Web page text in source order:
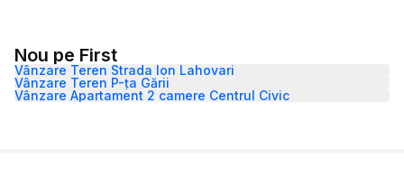
Nou pe First
Vânzare Teren Strada Ion Lahovari
Vânzare Teren P-ța Gării
Vânzare Apartament 2 camere Centrul Civic